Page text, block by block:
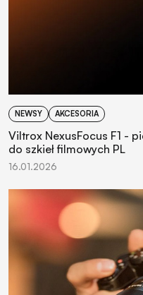
NEWSY AKCESORIA
Viltrox NexusFocus F1 -
do szkieł filmowych PL
16.01.2026